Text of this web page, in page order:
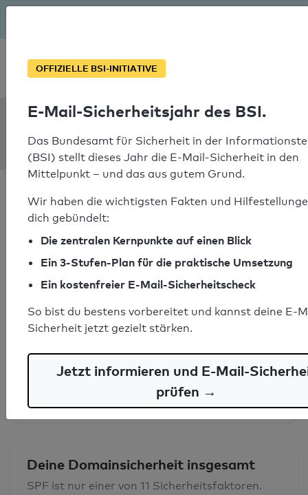
Soforthilfe bei Notfällen
m2msolutions.nl
SPF-Check bestanden
Ihr SPF-Record Prüfergebnis
SPF-Record gefunden
Syntaxprüfung: 0 Fehler
Deine Domainsicherheit insgesamt
SPF ist nur einer von 11 Sicherheitsfaktoren.
OFFIZIELLE BSI-INITIATIVE
E-Mail-Sicherheitsjahr des BSI.
Das Bundesamt für Sicherheit in der
(BSI) stellt dieses Jahr die E-Mail-Sicherheit in den
Mittelpunkt – und das aus gutem Grund.
Wir haben die wichtigsten Fakten und
dich gebündelt:
Die zentralen Kernpunkte auf einen Blick
Ein 3-Stufen-Plan für die praktische Umsetzung
Ein kostenfreier E-Mail-Sicherheitscheck
So bist du bestens vorbereitet und kannst deine E-
Sicherheit jetzt gezielt stärken.
Jetzt informieren und E-Mail-
prüfen →